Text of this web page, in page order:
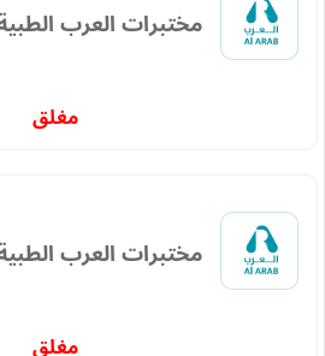
مختبرات العرب الطبية
مغلق
مختبرات العرب
مغلق